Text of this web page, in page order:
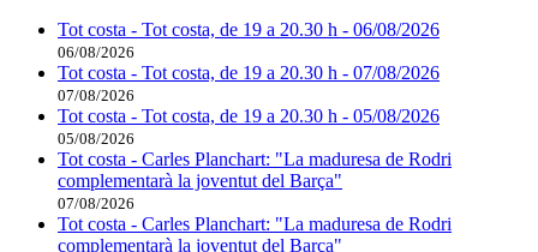
Tot costa - Tot costa, de 19 a 20.30 h - 06/08/2026
06/08/2026
Tot costa - Tot costa, de 19 a 20.30 h - 07/08/2026
07/08/2026
Tot costa - Tot costa, de 19 a 20.30 h - 05/08/2026
05/08/2026
Tot costa - Carles Planchart: "La maduresa de Rodri
complementarà la joventut del Barça"
07/08/2026
Tot costa - Carles Planchart: "La maduresa de Rodri
complementarà la joventut del Barça"